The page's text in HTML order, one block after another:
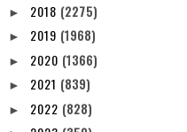
► 2018 (2275)
► 2019 (1968)
► 2020 (1366)
► 2021 (839)
► 2022 (828)